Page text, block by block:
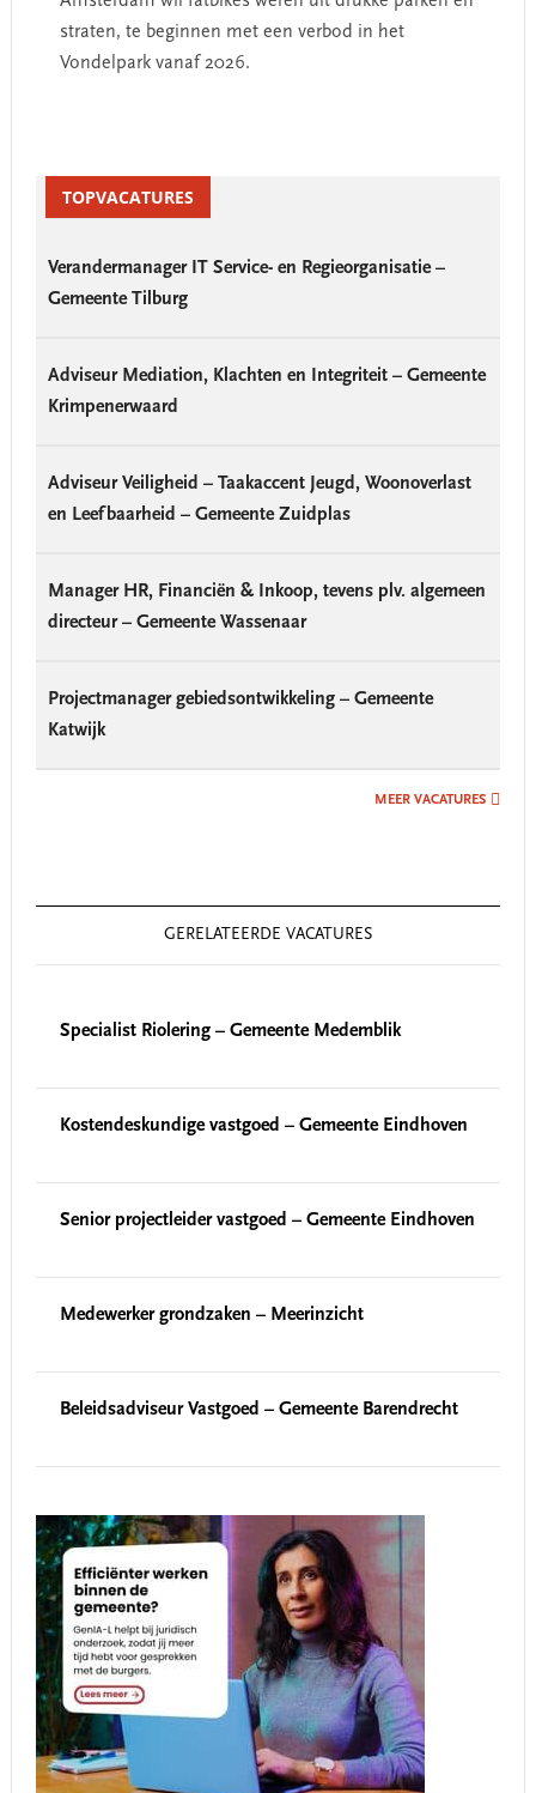
straten, te beginnen met een verbod in het
Vondelpark vanaf 2026.
SidebarTOPVACATURES
Verandermanager IT Service- en Regieorganisatie –
Gemeente Tilburg
Adviseur Mediation, Klachten en Integriteit – Gemeente
Krimpenerwaard
Adviseur Veiligheid – Taakaccent Jeugd, Woonoverlast
en Leefbaarheid – Gemeente Zuidplas
Manager HR, Financiën & Inkoop, tevens plv. algemeen
directeur – Gemeente Wassenaar
Projectmanager gebiedsontwikkeling – Gemeente
Katwijk
MEER VACATURES
GERELATEERDE VACATURES
Specialist Riolering – Gemeente Medemblik
Kostendeskundige vastgoed – Gemeente Eindhoven
Senior projectleider vastgoed – Gemeente Eindhoven
Medewerker grondzaken – Meerinzicht
Beleidsadviseur Vastgoed – Gemeente Barendrecht